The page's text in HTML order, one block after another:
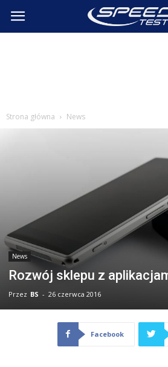
SpeedTest.pl
Strona główna News
News
Rozwój sklepu z
Przez BS - 26 czerwca 2016
Facebook